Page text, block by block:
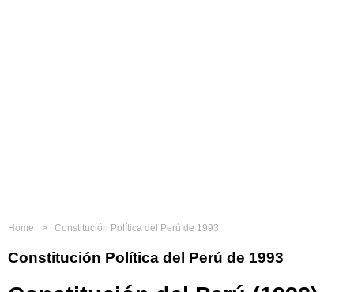
Home Constitución Política del Perú de 1993
Constitución Política del Perú de 1993